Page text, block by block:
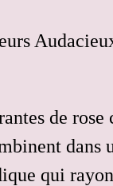
de rose
dans
qui